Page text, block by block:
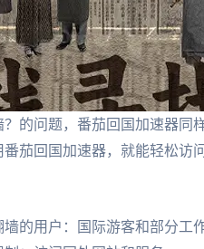
的问题，番茄回国加速器
茄回国加速器，就能轻松
的用户：国际游客和部分工作